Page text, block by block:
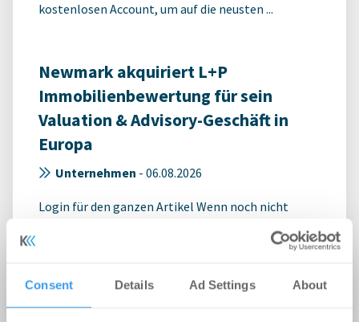
Consent Details Ad Settings About
kostenlosen Account, um auf die neusten ...
Newmark akquiriert L+P
Immobilienbewertung für sein
Valuation & Advisory-Geschäft in
Europa
Unternehmen - 06.08.2026
Login für den ganzen Artikel Wenn noch nicht
kostenlosen Account, um auf die neusten ...